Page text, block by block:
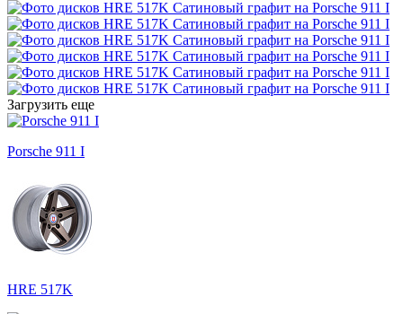
Загрузить еще
Porsche 911 I
HRE 517K